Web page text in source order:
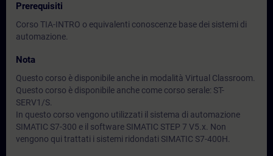
Prerequisiti
Corso TIA-INTRO o equivalenti conoscenze base dei sistemi di
automazione.
Nota
Questo corso è disponibile anche in modalità Virtual Classroom.
Questo corso è disponibile anche come corso serale: ST-
SERV1/S.
In questo corso vengono utilizzati il sistema di automazione
SIMATIC S7-300 e il software SIMATIC STEP 7 V5.x. Non
vengono qui trattati i sistemi ridondati SIMATIC S7-400H.